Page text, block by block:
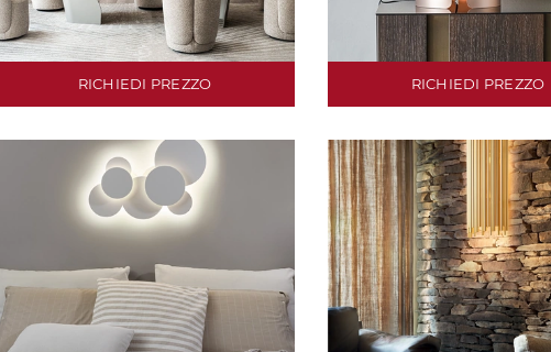
RICHIEDI PREZZO RICHIEDI PREZZO